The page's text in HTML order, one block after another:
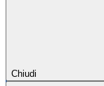
Chiudi